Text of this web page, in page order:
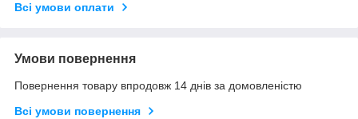
Всі умови оплати
Умови повернення
Повернення товару впродовж 14 днів за домовленістю
Всі умови повернення